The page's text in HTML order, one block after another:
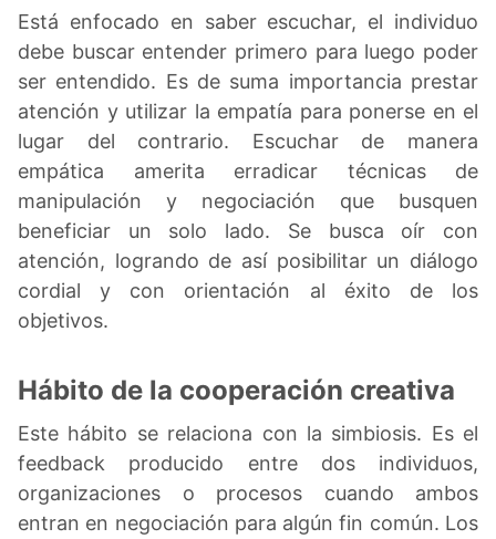
Está enfocado en saber escuchar, el individuo
debe buscar entender primero para luego poder
ser entendido. Es de suma importancia prestar
atención y utilizar la empatía para ponerse en el
lugar del contrario. Escuchar de manera
empática amerita erradicar técnicas de
manipulación y negociación que busquen
beneficiar un solo lado. Se busca oír con
atención, logrando de así posibilitar un diálogo
cordial y con orientación al éxito de los
objetivos.
Hábito de la cooperación creativa
Este hábito se relaciona con la simbiosis. Es el
feedback producido entre dos individuos,
organizaciones o procesos cuando ambos
entran en negociación para algún fin común. Los